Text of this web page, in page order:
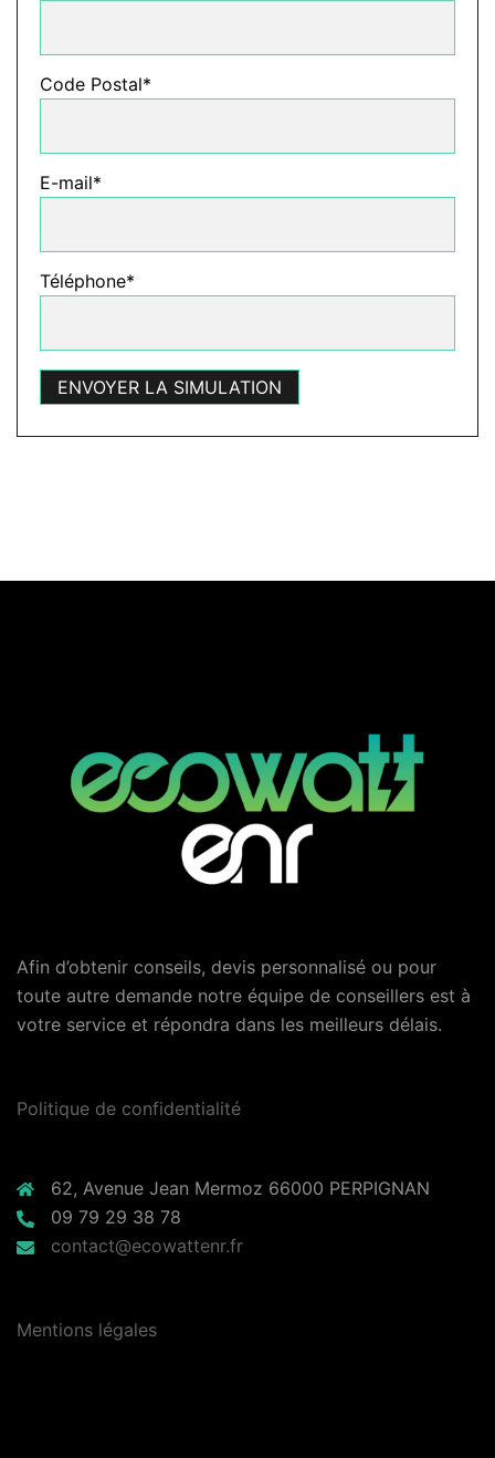
Code Postal*
E-mail*
Téléphone*
Afin d’obtenir conseils, devis personnalisé ou pour
toute autre demande notre équipe de conseillers est à
votre service et répondra dans les meilleurs délais.
Politique de confidentialité
62, Avenue Jean Mermoz 66000 PERPIGNAN
09 79 29 38 78
contact@ecowattenr.fr
Mentions légales